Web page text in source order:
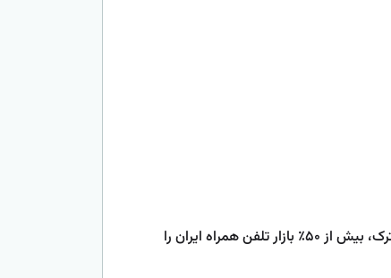
سرویس می‌گیرد. این اپراتور با بیش از 80 میلیون مشترک، بیش از ۵۰٪ بازار تلفن همراه ایران را